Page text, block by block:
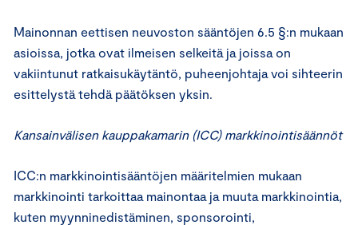
Mainonnan eettisen neuvoston sääntöjen 6.5 §:n mukaan
asioissa, jotka ovat ilmeisen selkeitä ja joissa on
vakiintunut ratkaisukäytäntö, puheenjohtaja voi sihteerin
esittelystä tehdä päätöksen yksin.
Kansainvälisen kauppakamarin (ICC) markkinointisäännöt
ICC:n markkinointisääntöjen määritelmien mukaan
markkinointi tarkoittaa mainontaa ja muuta markkinointia,
kuten myynninedistäminen, sponsorointi,